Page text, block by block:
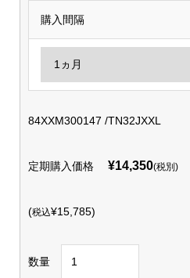
購入間隔
84XXM300147 /TN32JXXL
定期購入価格 ¥14,350(税別)
(税込¥15,785)
数量